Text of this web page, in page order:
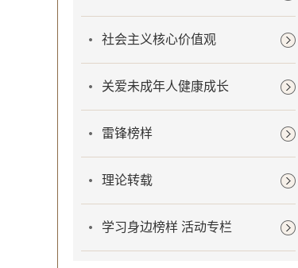
社会主义核心价值观
关爱未成年人健康成长
雷锋榜样
理论转载
学习身边榜样 活动专栏